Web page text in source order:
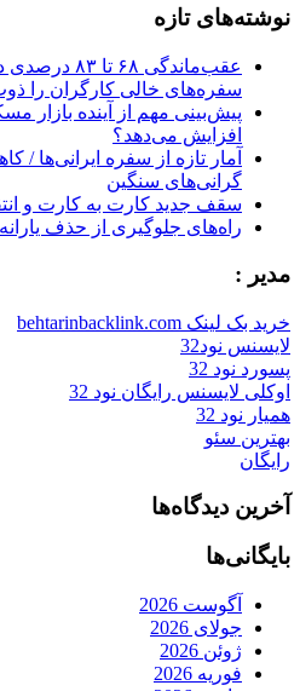
نوشته‌های تازه
عقب‌ماندگی ۶۸
سفره‌های خالی کارگران را
پیش‌بینی مهم از آینده بازار
افزایش می‌دهد؟
آمار تازه از سفره ایرانی‌ها /
گرانی‌های سنگین
سقف جدید کارت به کارت و
راه‌های جلوگیری از حذف
مدیر :
خرید بک لینک behtarinbacklink.com
لایسنس نود32
پسورد نود 32
اوکلی لایسنس رایگان نود 32
همیار نود 32
بهترین سئو
رایگان
آخرین دیدگاه‌ها
بایگانی‌ها
آگوست 2026
جولای 2026
ژوئن 2026
فوریه 2026